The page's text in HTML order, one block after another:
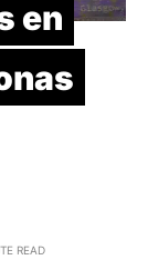
en
READ